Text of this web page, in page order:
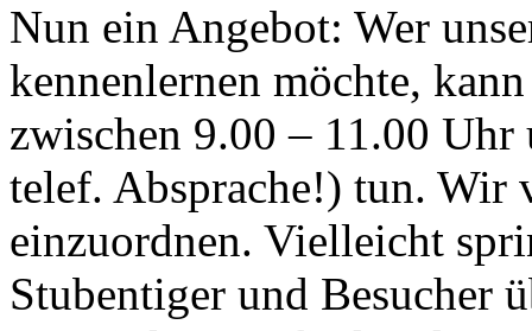
Nun ein Angebot: Wer
kennenlernen möchte,
zwischen 9.00 – 11.00
telef. Absprache!) tun. Wir
einzuordnen. Vielleicht
Stubentiger und Besucher